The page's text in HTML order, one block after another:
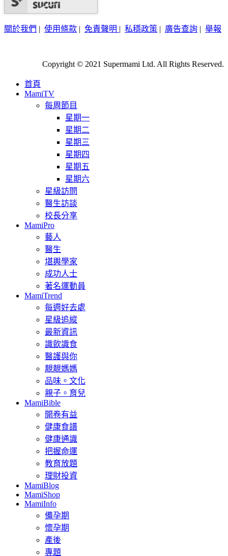
關於我們 | 使用條款 | 免責聲明 | 私穩政策 | 廣告查詢 | 舉報
Copyright © 2021 Supermami Ltd. All Rights Reserved.
首頁
MamiTV
每周節目
星期一
星期二
星期三
星期四
星期五
星期六
星級訪問
醫生訪談
校長分享
MamiPro
藝人
醫生
堪輿學家
成功人士
著名運動員
MamiTrend
每週好去處
星級追縱
最新資訊
識飲識食
醫護與你
靚靚媽媽
品味。文化
親子。育兒
MamiBible
開卷有益
健康食譜
健康通識
把握命運
教育放題
理財投資
MamiBlog
MamiShop
MamiInfo
備孕期
懷孕期
產後
專題